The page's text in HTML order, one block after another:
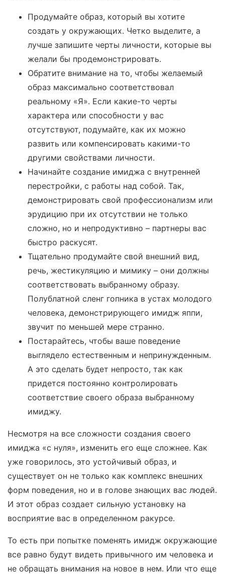
Продумайте образ, который вы хотите
создать у окружающих. Четко выделите, а
лучше запишите черты личности, которые вы
желали бы продемонстрировать.
Обратите внимание на то, чтобы желаемый
образ максимально соответствовал
реальному «Я». Если какие-то черты
характера или способности у вас
отсутствуют, подумайте, как их можно
развить или компенсировать какими-то
другими свойствами личности.
Начинайте создание имиджа с внутренней
перестройки, с работы над собой. Так,
демонстрировать свой профессионализм или
эрудицию при их отсутствии не только
сложно, но и непродуктивно – партнеры вас
быстро раскусят.
Тщательно продумайте свой внешний вид,
речь, жестикуляцию и мимику – они должны
соответствовать выбранному образу.
Полублатной сленг гопника в устах молодого
человека, демонстрирующего имидж яппи,
звучит по меньшей мере странно.
Постарайтесь, чтобы ваше поведение
выглядело естественным и непринужденным.
А это сделать будет непросто, так как
придется постоянно контролировать
соответствие своего образа выбранному
имиджу.
Несмотря на все сложности создания своего
имиджа «с нуля», изменить его еще сложнее. Как
уже говорилось, это устойчивый образ, и
существует он не только как комплекс внешних
форм поведения, но и в голове знающих вас людей.
И этот образ создает сильную установку на
восприятие вас в определенном ракурсе.
То есть при попытке поменять имидж окружающие
все равно будут видеть привычного им человека и
не обращать внимания на новое в нем. Или что еще